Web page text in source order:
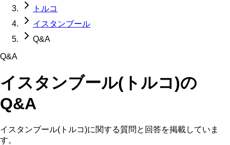
トルコ
イスタンブール
Q&A
Q&A
イスタンブール(トルコ)の
Q&A
イスタンブール(トルコ)に関する質問と回答を掲載していま
す。